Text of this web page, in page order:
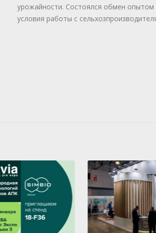
урожайности. Состоялся обмен
условия работы с